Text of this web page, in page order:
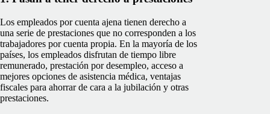
Los empleados por cuenta ajena tienen derecho a
una serie de prestaciones que no corresponden a los
trabajadores por cuenta propia. En la mayoría de los
países, los empleados disfrutan de tiempo libre
remunerado, prestación por desempleo, acceso a
mejores opciones de asistencia médica, ventajas
fiscales para ahorrar de cara a la jubilación y otras
prestaciones.